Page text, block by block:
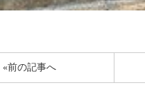
«前の記事へ